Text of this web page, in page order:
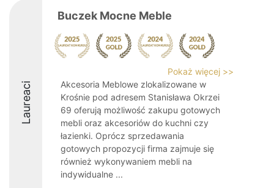
Laureaci
Buczek Mocne Meble
Pokaż więcej >>
Akcesoria Meblowe zlokalizowane w
Krośnie pod adresem Stanisława Okrzei
69 oferują możliwość zakupu gotowych
mebli oraz akcesoriów do kuchni czy
łazienki. Oprócz sprzedawania
gotowych propozycji firma zajmuje się
również wykonywaniem mebli na
indywidualne ...